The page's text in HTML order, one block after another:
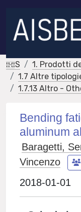
IRIS
1. Prodotti
1.7 Altre
1.7.13 Altro -
Bending
aluminum
Baragetti,
Vincenzo
2018-01-01